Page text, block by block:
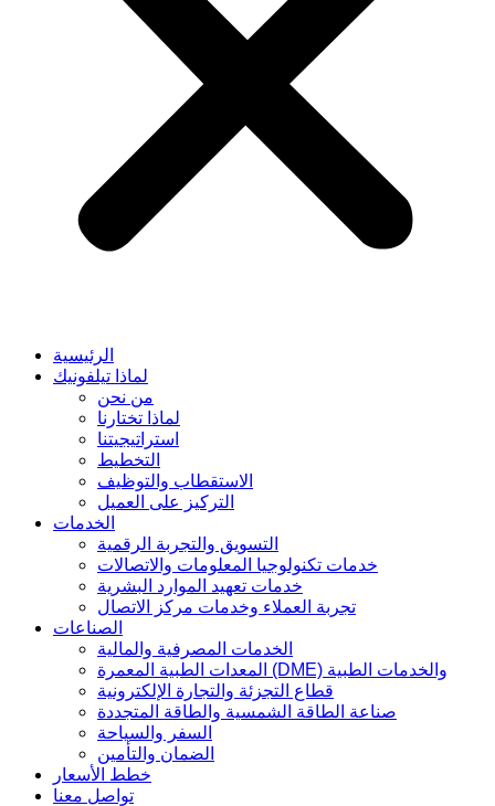
الرئيسية
لماذا تيلفونيك
من نحن
لماذا تختارنا
استراتيجيتنا
التخطيط
الاستقطاب والتوظيف
التركيز على العميل
الخدمات
التسويق والتجربة الرقمية
خدمات تكنولوجيا المعلومات والاتصالات
خدمات تعهيد الموارد البشرية
تجربة العملاء وخدمات مركز الاتصال
الصناعات
الخدمات المصرفية والمالية
المعدات الطبية المعمرة (DME) والخدمات الطبية
قطاع التجزئة والتجارة الإلكترونية
صناعة الطاقة الشمسية والطاقة المتجددة
السفر والسياحة
الضمان والتأمين
خطط الأسعار
تواصل معنا